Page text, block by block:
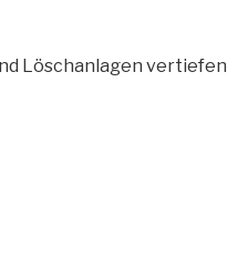
Löschanlagen vertiefen